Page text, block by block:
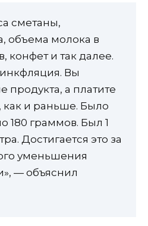
сметаны,
объема молока в
конфет и так далее.
Вы
продукта, а платите
как и раньше. Было
180 граммов. Был 1
Достигается это за
уменьшения
— объяснил